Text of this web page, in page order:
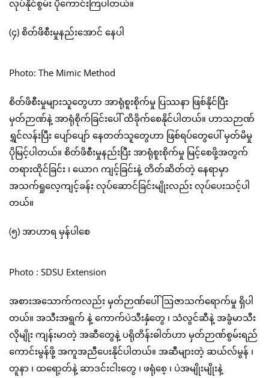
လုပ်နိုင်စွမ်း ပိုကောင်းကြပါတယ်။
(၄) စိတ်ဖိစီးမှုနည်းအောင် နေပါ
Photo: The Mimic Method
စိတ်ဖိစီးမှုများသူတွေဟာ အာရုံစူးစိုက်မှု ပြဿနာ ဖြစ်နိုင်ပြီး
မှတ်ဉာဏ်နဲ့ အာရုံစိုက်ခြင်းပေါ် ထိခိုက်စေနိုင်ပါတယ်။ ဟာသဉာဏ်
ရွှင်လန်းပြီး ပျော်ပျော် နေတတ်သူတွေဟာ ဖြစ်ရပ်တွေပေါ် မှတ်မိမှု
ပိုမြင့်ပါတယ်။ စိတ်ဖိစီးမှုနည်းပြီး အာရုံစူးစိုက်မှု မြင့်စေဖို့အတွက်
တရားထိုင်ခြင်း ၊ ယောဂ ကျင့်ခြင်းနဲ့ တိတ်ဆိတ်တဲ့ နေရာမှာ
အသက်ရှုလေ့ကျင့်ခန်း လုပ်ဆောင်ခြင်းမျိုးလည်း လုပ်ပေးသင့်ပါ
တယ်။
(၅) အာဟာရ မှန်ပါစေ
Photo : SDSU Extension
အစားအသောက်ကလည်း မှတ်ဉာဏ်ပေါ် ဩဇာသက်ရောက်မှု ရှိပါ
တယ်။ အသီးအရွက် နဲ့ ကောက်ပဲသီးနှံတွေ ၊ သံလွင်ဆီနဲ့ အခွံမာသီး
လိုမျိုး ကျန်းမာတဲ့ အဆီတွေနဲ့ ပရိုတိန်းဓါတ်ဟာ မှတ်ဉာဏ်စွမ်းရည်
ကောင်းမွန်ဖို့ အကူအညီပေးနိုင်ပါတယ်။ အဆီများတဲ့ ဆယ်လ်မွန် ၊
တူနာ ၊ ထရော့တ်နဲ့ ဆာဒင်းငါးတွေ ၊ ဖရုံစေ့ ၊ ပဲအမျိုးမျိုးနဲ့